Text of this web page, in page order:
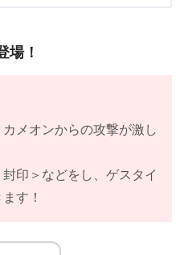
場！
メオンからの攻撃が激し
印＞などをし、ゲスタイ
す！